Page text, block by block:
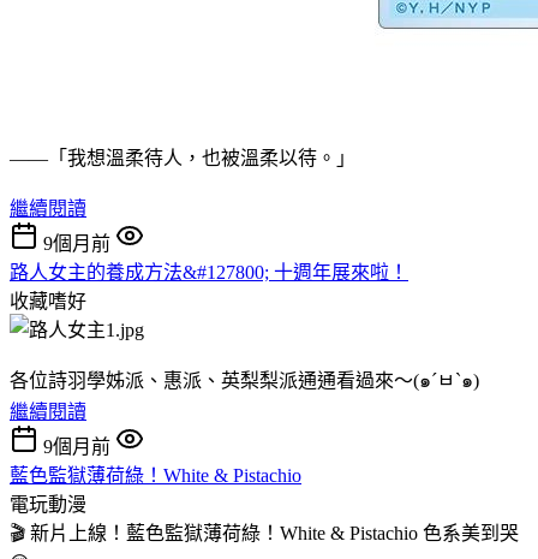
——「我想溫柔待人，也被溫柔以待。」
繼續閱讀
9個月前
路人女主的養成方法&#127800; 十週年展來啦！
收藏嗜好
各位詩羽學姊派、惠派、英梨梨派通通看過來～(๑´ㅂ`๑)
繼續閱讀
9個月前
藍色監獄薄荷綠！White & Pistachio
電玩動漫
🎬 新片上線！藍色監獄薄荷綠！White & Pistachio 色系美到哭